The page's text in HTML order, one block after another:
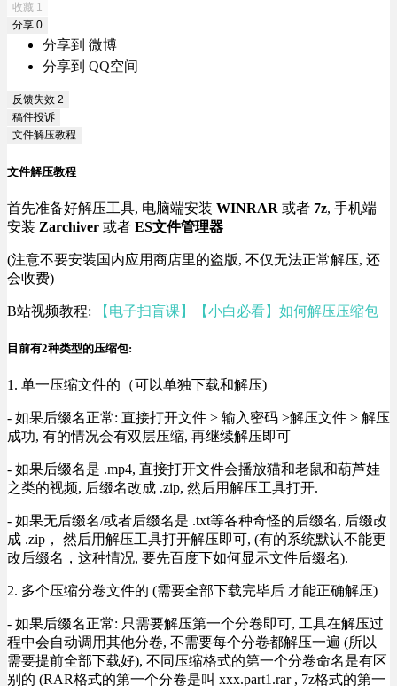
收藏 1
分享 0
分享到 微博
分享到 QQ空间
反馈失效 2
稿件投诉
文件解压教程
文件解压教程
首先准备好解压工具, 电脑端安装 WINRAR 或者 7z, 手机端
安装 Zarchiver 或者 ES文件管理器
(注意不要安装国内应用商店里的盗版, 不仅无法正常解压, 还
会收费)
B站视频教程: 【电子扫盲课】【小白必看】如何解压压缩包
目前有2种类型的压缩包:
1. 单一压缩文件的（可以单独下载和解压)
- 如果后缀名正常: 直接打开文件 > 输入密码 >解压文件 > 解压
成功, 有的情况会有双层压缩, 再继续解压即可
- 如果后缀名是 .mp4, 直接打开文件会播放猫和老鼠和葫芦娃
之类的视频, 后缀名改成 .zip, 然后用解压工具打开.
- 如果无后缀名/或者后缀名是 .txt等各种奇怪的后缀名, 后缀改
成 .zip， 然后用解压工具打开解压即可, (有的系统默认不能更
改后缀名，这种情况, 要先百度下如何显示文件后缀名).
2. 多个压缩分卷文件的 (需要全部下载完毕后 才能正确解压)
- 如果后缀名正常: 只需要解压第一个分卷即可, 工具在解压过
程中会自动调用其他分卷, 不需要每个分卷都解压一遍 (所以
需要提前全部下载好), 不同压缩格式的第一个分卷命名是有区
别的 (RAR格式的第一个分卷是叫 xxx.part1.rar , 7z格式的第一